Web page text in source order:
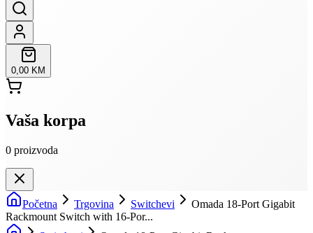
0,00 KM
Vaša korpa
0 proizvoda
Početna Trgovina Switchevi
Omada 18-Port Gigabit
Rackmount Switch with 16-Por...